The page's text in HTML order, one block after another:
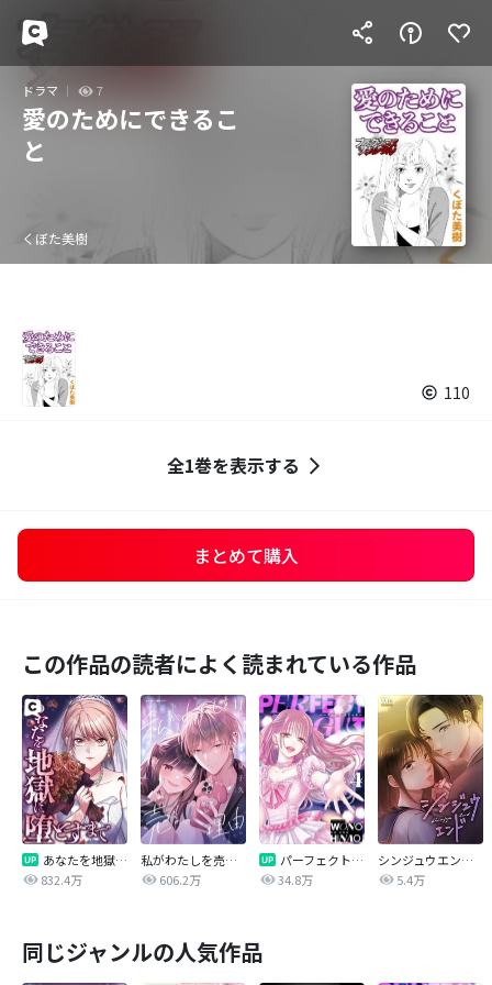
ドラマ 7
愛のためにできるこ
と
くぼた美樹
110
全1巻を表示する
まとめて購入
この作品の読者によく読まれている作品
あなたを地獄に堕とすまで
832.4万
私がわたしを売る理由
606.2万
パーフェクトグリッター
34.8万
シンジュウエンド【タテヨミ】
5.4万
同じジャンルの人気作品